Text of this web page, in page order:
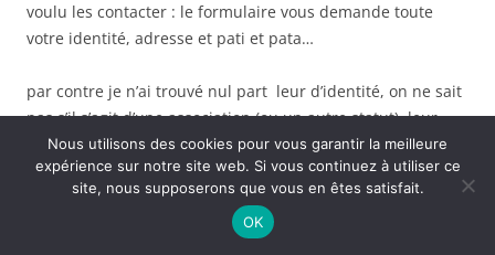
voulu les contacter : le formulaire vous demande toute
votre identité, adresse et pati et pata…
par contre je n’ai trouvé nul part leur d’identité, on ne sait
pas s’il s’agit d’une association (ou un autre statut), leur
siège social, leur membres…
je trouve ça trop bizarre, et dans le doute….
Nous utilisons des cookies pour vous garantir la meilleure
expérience sur notre site web. Si vous continuez à utiliser ce
site, nous supposerons que vous en êtes satisfait.
OK